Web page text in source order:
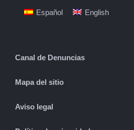
Español English
Canal de Denuncias
Mapa del sitio
Aviso legal